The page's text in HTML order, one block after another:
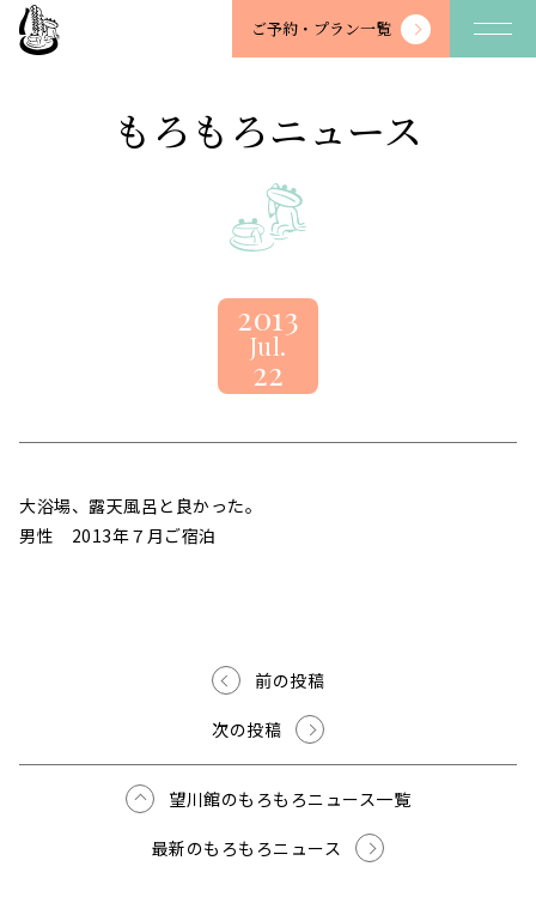
望
川
ご予約・ プラン一覧
もろもろニュース
2013
Jul.
22
大浴場、露天風呂と良かった。
男性 2013年７月ご宿泊
前の投稿
次の投稿
望川館のもろもろニュース一覧
最新のもろもろニュース